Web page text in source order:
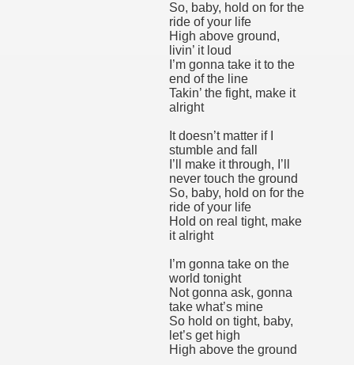
So, baby, hold on for the
ride of your life
High above ground,
livin’ it loud
I’m gonna take it to the
end of the line
Takin’ the fight, make it
alright
It doesn’t matter if I
stumble and fall
I’ll make it through, I’ll
never touch the ground
So, baby, hold on for the
ride of your life
Hold on real tight, make
it alright
I’m gonna take on the
world tonight
Not gonna ask, gonna
take what’s mine
So hold on tight, baby,
let’s get high
High above the ground